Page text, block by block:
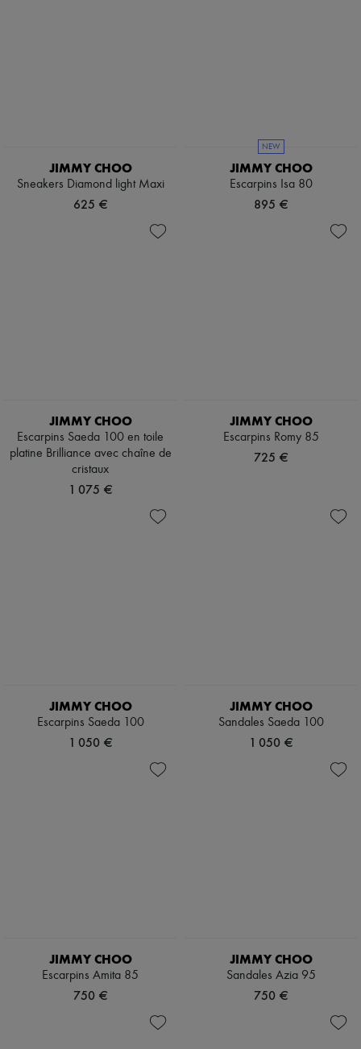
JIMMY CHOO
Sneakers Diamond light Maxi
625 €
NEW
JIMMY CHOO
Escarpins Isa 80
895 €
JIMMY CHOO
Escarpins Saeda 100 en toile
platine Brilliance avec chaîne de
cristaux
1 075 €
JIMMY CHOO
Escarpins Romy 85
725 €
JIMMY CHOO
Escarpins Saeda 100
1 050 €
JIMMY CHOO
Sandales Saeda 100
1 050 €
JIMMY CHOO
Escarpins Amita 85
750 €
JIMMY CHOO
Sandales Azia 95
750 €